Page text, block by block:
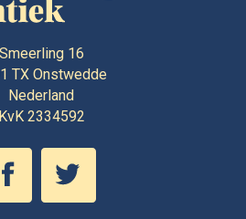
Smeerling 16
TX Onstwedde
Nederland
KvK 2334592